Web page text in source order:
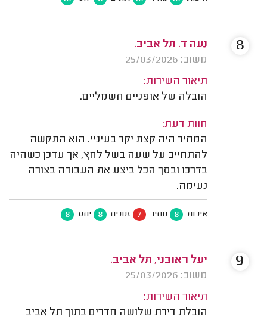
נעה ד. תל אביב.
משוב: 25/03/2026
תיאור השירות:
הובלה של אופניים חשמליים.
חוות דעת:
המחיר היה קצת יקר בעיניי. הוא התקשה
להתחייב על שעה בשל לחץ, אך עדכן כשהיה
בדרכו ובסך הכל ביצע את העבודה בצורה
נעימה.
איכות 8 מחיר 7 זמנים 8 יחס 8
8
יעל ראובני, תל אביב.
משוב: 25/03/2026
תיאור השירות:
הובלת דירת שלושה חדרים בתוך תל אביב
9